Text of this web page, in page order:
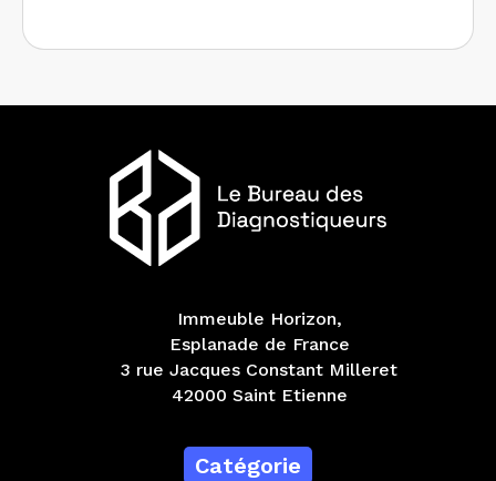
3 rue Jacques Constant Milleret
42000 Saint Etienne
Diagnostics immobiliers